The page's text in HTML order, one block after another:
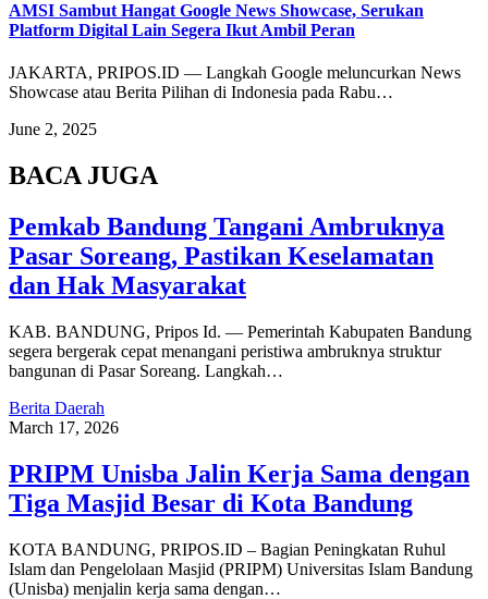
AMSI Sambut Hangat Google News Showcase, Serukan
Platform Digital Lain Segera Ikut Ambil Peran
JAKARTA, PRIPOS.ID — Langkah Google meluncurkan News
Showcase atau Berita Pilihan di Indonesia pada Rabu…
June 2, 2025
BACA JUGA
Pemkab Bandung Tangani Ambruknya
Pasar Soreang, Pastikan Keselamatan
dan Hak Masyarakat
KAB. BANDUNG, Pripos Id. — Pemerintah Kabupaten Bandung
segera bergerak cepat menangani peristiwa ambruknya struktur
bangunan di Pasar Soreang. Langkah…
Berita Daerah
March 17, 2026
PRIPM Unisba Jalin Kerja Sama dengan
Tiga Masjid Besar di Kota Bandung
KOTA BANDUNG, PRIPOS.ID – Bagian Peningkatan Ruhul
Islam dan Pengelolaan Masjid (PRIPM) Universitas Islam Bandung
(Unisba) menjalin kerja sama dengan…